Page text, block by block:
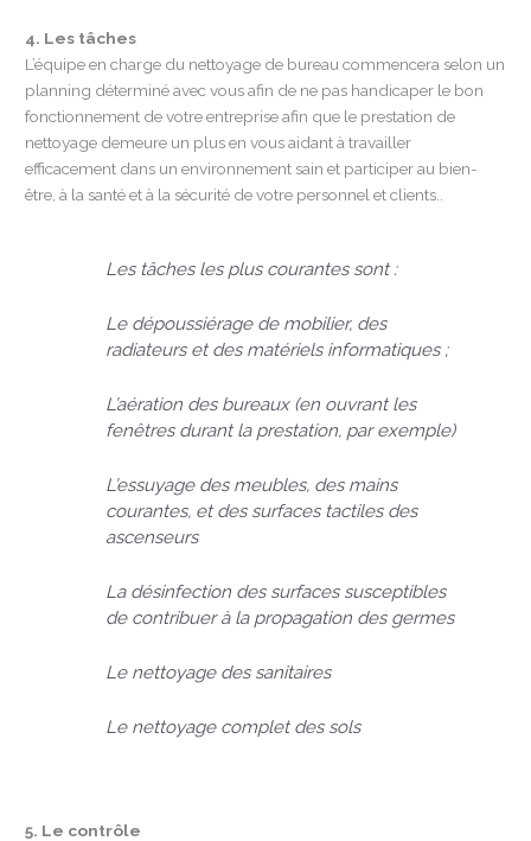
4. Les tâches
L’équipe en charge du nettoyage de bureau commencera selon un
planning déterminé avec vous afin de ne pas handicaper le bon
fonctionnement de votre entreprise afin que le prestation de
nettoyage demeure un plus en vous aidant à travailler
efficacement dans un environnement sain et participer au bien-
être, à la santé et à la sécurité de votre personnel et clients..
Les tâches les plus courantes sont :
Le dépoussiérage de mobilier, des
radiateurs et des matériels informatiques ;
L’aération des bureaux (en ouvrant les
fenêtres durant la prestation, par exemple)
L’essuyage des meubles, des mains
courantes, et des surfaces tactiles des
ascenseurs
La désinfection des surfaces susceptibles
de contribuer à la propagation des germes
Le nettoyage des sanitaires
Le nettoyage complet des sols
5. Le contrôle